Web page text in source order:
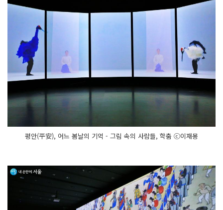
평안(平安), 어느 봄날의 기억 - 그림 속의 사람들, 학춤 ⓒ이재몽